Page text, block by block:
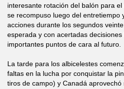
interesante rotación del balón para
se recompuso luego del entretiempo
acciones durante los segundos
esperada y con acertadas
importantes puntos de cara al futuro.
La tarde para los albicelestes
faltas en la lucha por conquistar la
tiros de campo) y Canadá